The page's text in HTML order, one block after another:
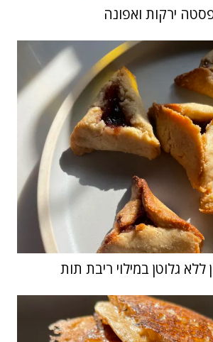
ירקות ואפונה
ללא גלוטן במילוי ריבת תות